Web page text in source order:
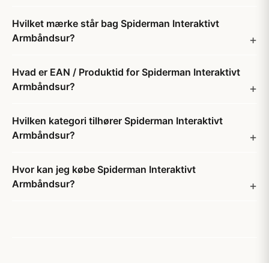
Hvilket mærke står bag Spiderman Interaktivt
Armbåndsur?
Hvad er EAN / Produktid for Spiderman Interaktivt
Armbåndsur?
Hvilken kategori tilhører Spiderman Interaktivt
Armbåndsur?
Hvor kan jeg købe Spiderman Interaktivt
Armbåndsur?